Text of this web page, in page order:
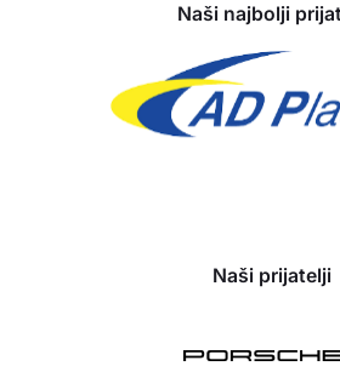
Naši najbolji
Naši prijatelji